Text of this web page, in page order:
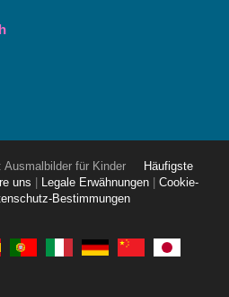
für Kinder
Häufigste
uns Legale Erwähnungen
Cookie-
Bestimmungen